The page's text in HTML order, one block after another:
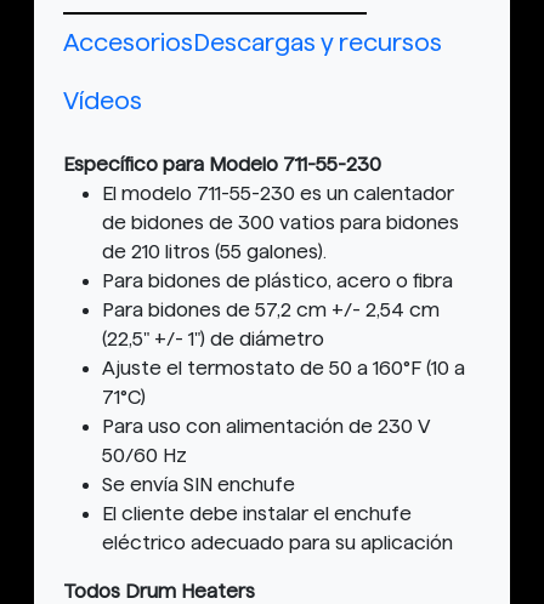
AccesoriosDescargas y recursos
Vídeos
Específico para Modelo 711-55-230
El modelo 711-55-230 es un calentador
de bidones de 300 vatios para bidones
de 210 litros (55 galones).
Para bidones de plástico, acero o fibra
Para bidones de 57,2 cm +/- 2,54 cm
(22,5" +/- 1") de diámetro
Ajuste el termostato de 50 a 160°F (10 a
71°C)
Para uso con alimentación de 230 V
50/60 Hz
Se envía SIN enchufe
El cliente debe instalar el enchufe
eléctrico adecuado para su aplicación
Todos Drum Heaters